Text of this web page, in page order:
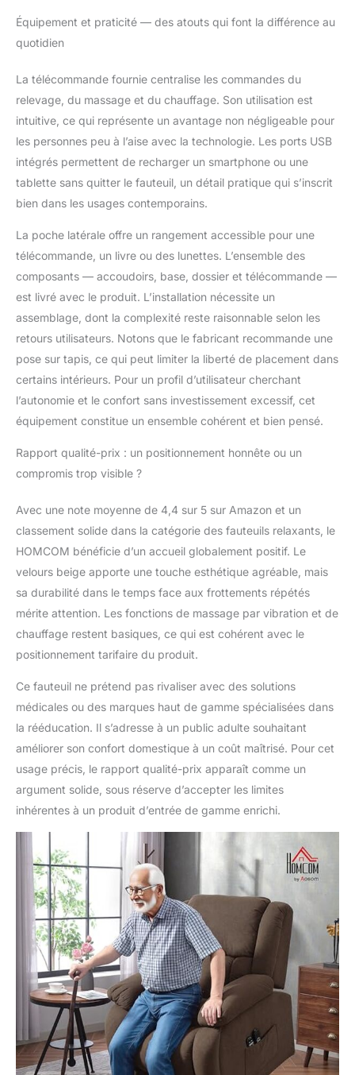
135 kg. Montage
Équipement et praticité — des atouts qui font la différence au
quotidien
La télécommande fournie centralise les commandes du
relevage, du massage et du chauffage. Son utilisation est
intuitive, ce qui représente un avantage non négligeable pour
les personnes peu à l’aise avec la technologie. Les ports USB
intégrés permettent de recharger un smartphone ou une
tablette sans quitter le fauteuil, un détail pratique qui s’inscrit
bien dans les usages contemporains.
La poche latérale offre un rangement accessible pour une
télécommande, un livre ou des lunettes. L’ensemble des
composants — accoudoirs, base, dossier et télécommande —
est livré avec le produit. L’installation nécessite un
assemblage, dont la complexité reste raisonnable selon les
retours utilisateurs. Notons que le fabricant recommande une
pose sur tapis, ce qui peut limiter la liberté de placement dans
certains intérieurs. Pour un profil d’utilisateur cherchant
l’autonomie et le confort sans investissement excessif, cet
équipement constitue un ensemble cohérent et bien pensé.
Rapport qualité-prix : un positionnement honnête ou un
compromis trop visible ?
Avec une note moyenne de 4,4 sur 5 sur Amazon et un
classement solide dans la catégorie des fauteuils relaxants, le
HOMCOM bénéficie d’un accueil globalement positif. Le
velours beige apporte une touche esthétique agréable, mais
sa durabilité dans le temps face aux frottements répétés
mérite attention. Les fonctions de massage par vibration et de
chauffage restent basiques, ce qui est cohérent avec le
positionnement tarifaire du produit.
Ce fauteuil ne prétend pas rivaliser avec des solutions
médicales ou des marques haut de gamme spécialisées dans
la rééducation. Il s’adresse à un public adulte souhaitant
améliorer son confort domestique à un coût maîtrisé. Pour cet
usage précis, le rapport qualité-prix apparaît comme un
argument solide, sous réserve d’accepter les limites
inhérentes à un produit d’entrée de gamme enrichi.